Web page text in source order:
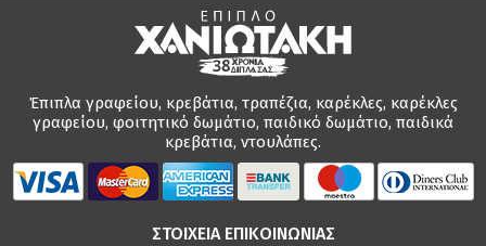
Έπιπλα γραφείου, κρεβάτια, τραπέζια, καρέκλες, καρέκλες
γραφείου, φοιτητικό δωμάτιο, παιδικό δωμάτιο, παιδικά
κρεβάτια, ντουλάπες.
ΣΤΟΙΧΕΙΑ ΕΠΙΚΟΙΝΩΝΙΑΣ